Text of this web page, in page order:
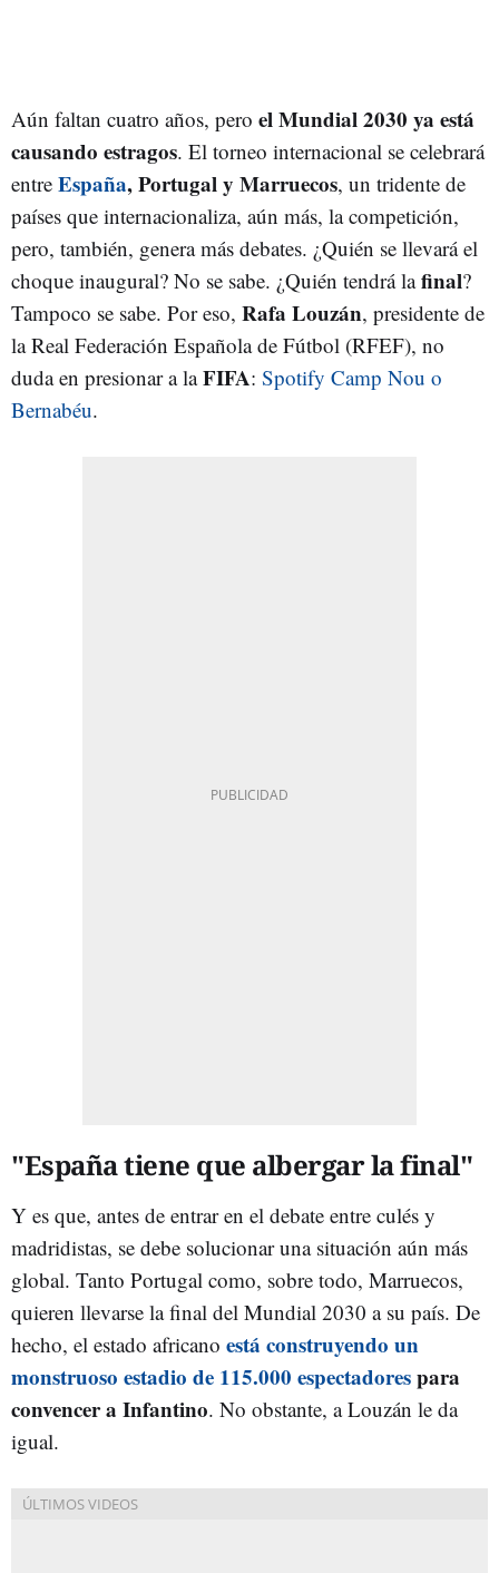
Aún faltan cuatro años, pero el Mundial 2030 ya está
causando estragos. El torneo internacional se celebrará
entre España, Portugal y Marruecos, un tridente de
países que internacionaliza, aún más, la competición,
pero, también, genera más debates. ¿Quién se llevará el
choque inaugural? No se sabe. ¿Quién tendrá lafinal?
Tampoco se sabe. Por eso, Rafa Louzán, presidente de
la Real Federación Española de Fútbol (RFEF), no
duda en presionar a laFIFA: Spotify Camp Nou o
Bernabéu.
"España tiene que albergar la final"
Y es que, antes de entrar en el debate entre culés y
madridistas, se debe solucionar una situación aún más
global. Tanto Portugal como, sobre todo, Marruecos,
quieren llevarse la final del Mundial 2030 a su país. De
hecho, el estado africano está construyendo un
monstruoso estadio de 115.000 espectadorespara
convencer a Infantino. No obstante, a Louzán le da
igual.